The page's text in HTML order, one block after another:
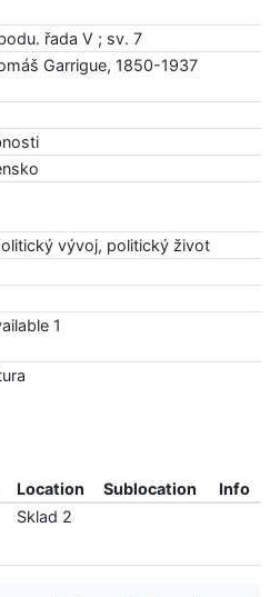
řada V ; sv. 7
Garrigue, 1850-1937
vývoj, politický život
1
Location Sublocation
Info
Sklad 2